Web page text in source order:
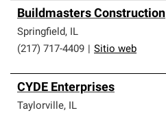
Buildmasters Construction
Springfield, IL
(217) 717-4409
Sitio web
CYDE Enterprises
Taylorville, IL